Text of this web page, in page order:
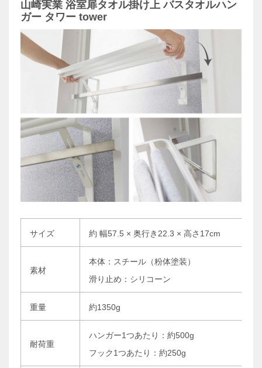
山崎実業 浴室扉タオル掛け上 バスタオルハン
ガー タワー tower
サイズ 約 幅57.5 × 奥行き22.3 × 高さ17cm
素材
本体：スチール（粉体塗装）
滑り止め：シリコーン
重量 約1350g
耐荷重
ハンガー1つあたり：約500g
フック1つあたり：約250g